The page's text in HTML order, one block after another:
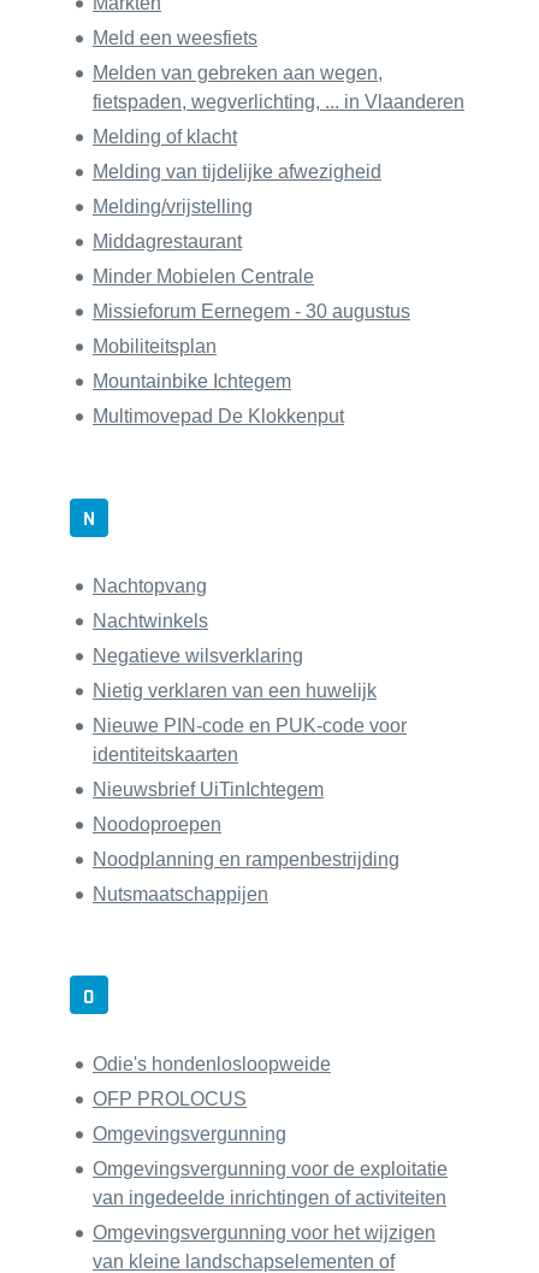
Meld een weesfiets
Melden van gebreken aan wegen,
fietspaden, wegverlichting, ... in Vlaanderen
Melding of klacht
Melding van tijdelijke afwezigheid
Melding/vrijstelling
Middagrestaurant
Minder Mobielen Centrale
Missieforum Eernegem - 30 augustus
Mobiliteitsplan
Mountainbike Ichtegem
Multimovepad De Klokkenput
N
Nachtopvang
Nachtwinkels
Negatieve wilsverklaring
Nietig verklaren van een huwelijk
Nieuwe PIN-code en PUK-code voor
identiteitskaarten
Nieuwsbrief UiTinIchtegem
Noodoproepen
Noodplanning en rampenbestrijding
Nutsmaatschappijen
O
Odie's hondenlosloopweide
OFP PROLOCUS
Omgevingsvergunning
Omgevingsvergunning voor de exploitatie
van ingedeelde inrichtingen of activiteiten
Omgevingsvergunning voor het wijzigen
van kleine landschapselementen of